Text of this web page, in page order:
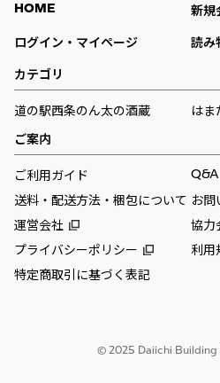
HOME 新規
ログイン・マイページ 読み
カテゴリ
道の駅西条のん太の酒蔵 はま
ご案内
ご利用ガイド
Q&A
送料・配送方法・梱包について お問
運営会社
協力
プライバシーポリシー
利用
特定商取引に基づく表記
© 2025 Daiichi Building